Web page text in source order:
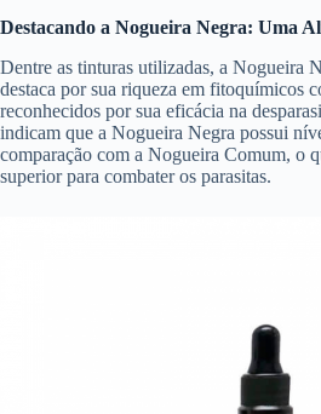
Destacando a Nogueira Negra: Uma
Dentre as tinturas utilizadas, a Nogueira
destaca por sua riqueza em fitoquímicos
reconhecidos por sua eficácia na
indicam que a Nogueira Negra possui
comparação com a Nogueira Comum, o
superior para combater os parasitas.